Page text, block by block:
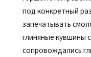
под конкретный
запечатывать
глиняные кувшины
сопровождались